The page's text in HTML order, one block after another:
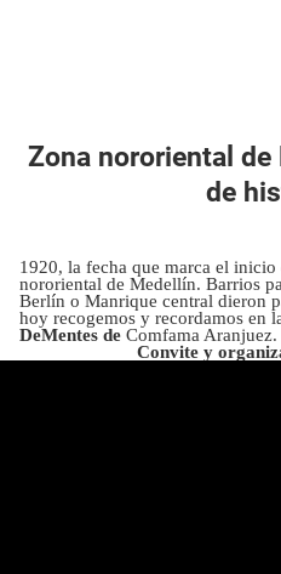
Zona nororiental
de
1920, la fecha que marca el
nororiental de Medellín. Barrios
Berlín o Manrique central dieron
hoy recogemos y recordamos en
DeMentes de Comfama Aranjuez.
Convite y